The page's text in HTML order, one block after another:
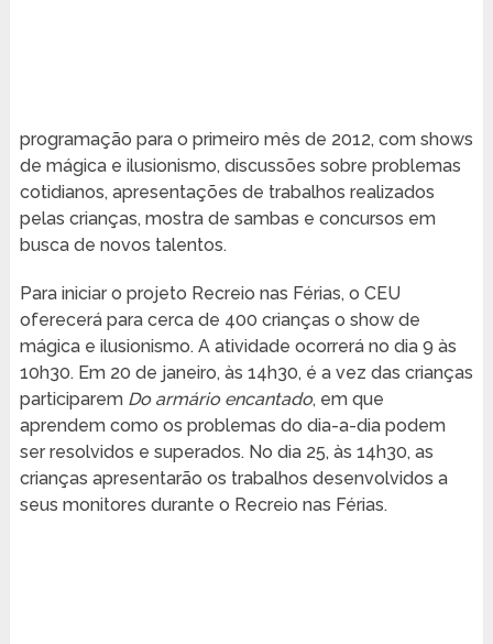
programação para o primeiro mês de 2012, com shows
de mágica e ilusionismo, discussões sobre problemas
cotidianos, apresentações de trabalhos realizados
pelas crianças, mostra de sambas e concursos em
busca de novos talentos.
Para iniciar o projeto Recreio nas Férias, o CEU
oferecerá para cerca de 400 crianças o show de
mágica e ilusionismo. A atividade ocorrerá no dia 9 às
10h30. Em 20 de janeiro, às 14h30, é a vez das crianças
participarem Do armário encantado, em que
aprendem como os problemas do dia-a-dia podem
ser resolvidos e superados. No dia 25, às 14h30, as
crianças apresentarão os trabalhos desenvolvidos a
seus monitores durante o Recreio nas Férias.